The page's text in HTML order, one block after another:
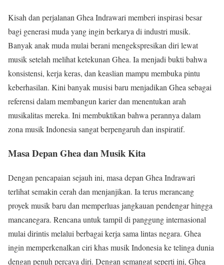
Kisah dan perjalanan Ghea Indrawari memberi inspirasi besar
bagi generasi muda yang ingin berkarya di industri musik.
Banyak anak muda mulai berani mengekspresikan diri lewat
musik setelah melihat ketekunan Ghea. Ia menjadi bukti bahwa
konsistensi, kerja keras, dan keaslian mampu membuka pintu
keberhasilan. Kini banyak musisi baru menjadikan Ghea sebagai
referensi dalam membangun karier dan menentukan arah
musikalitas mereka. Ini membuktikan bahwa perannya dalam
zona musik Indonesia sangat berpengaruh dan inspiratif.
Masa Depan Ghea dan Musik Kita
Dengan pencapaian sejauh ini, masa depan Ghea Indrawari
terlihat semakin cerah dan menjanjikan. Ia terus merancang
proyek musik baru dan memperluas jangkauan pendengar hingga
mancanegara. Rencana untuk tampil di panggung internasional
mulai dirintis melalui berbagai kerja sama lintas negara. Ghea
ingin memperkenalkan ciri khas musik Indonesia ke telinga dunia
dengan penuh percaya diri. Dengan semangat seperti ini, Ghea